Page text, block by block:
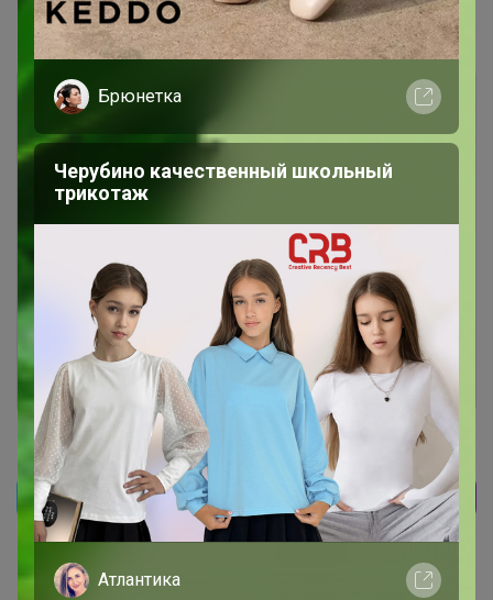
Показаны записи1-10из10.
Чтобы ответить или задать вопрос
необходимо авторизоваться на сайте
Это займет меньше минуты
Войти Зарегистрироваться
Реклама
Как здесь все устроено?
Брюнетка
Черубино качественный школьный
трикотаж
Атлантика